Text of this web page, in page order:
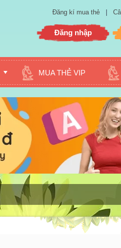
Đăng kí mua thẻ
Đăng nhập
MUA THẺ VIP